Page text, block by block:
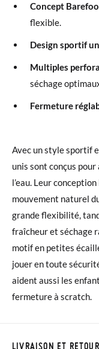
Concept
flexible.
Design sportif
Multiples
séchage
Fermeture
Avec un style sportif
unis sont conçus
l’eau. Leur
mouvement naturel
grande flexibilité,
fraîcheur et séchage
motif en petites
jouer en toute
aident aussi les
fermeture à scratch.
LIVRAISON ET